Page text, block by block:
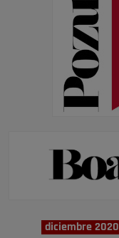
diciembre 2020